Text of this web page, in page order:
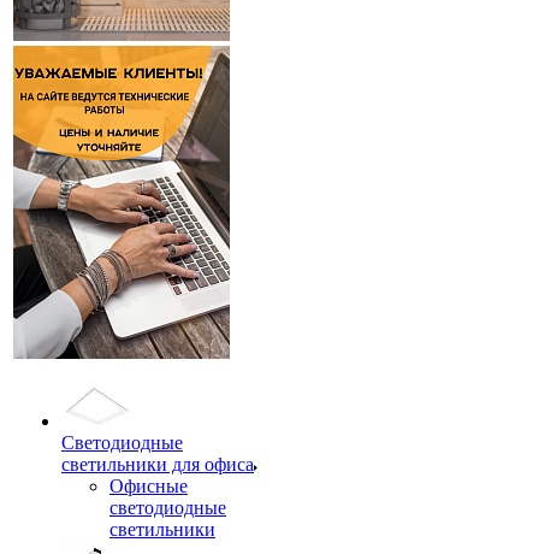
Светодиодные
светильники для офиса
Офисные
светодиодные
светильники